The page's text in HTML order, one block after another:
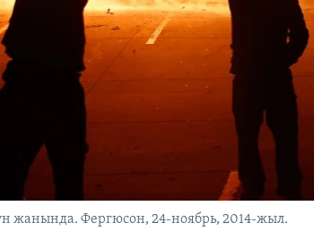
жанында. Фергюсон, 24-ноябрь, 2014-жыл.